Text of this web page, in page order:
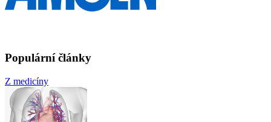
Populární články
Z medicíny